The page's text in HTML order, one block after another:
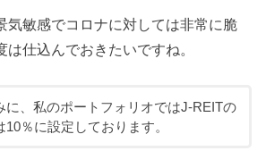
気敏感でコロナに対しては非常に脆
仕込んでおきたいですね。
に、私のポートフォリオではJ-REITの
10％に設定しております。